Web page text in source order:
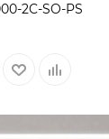
2C-SO-PS